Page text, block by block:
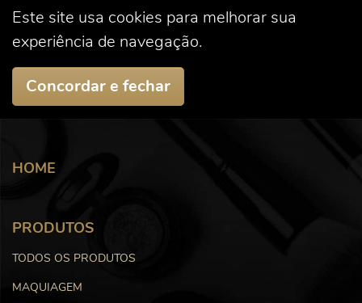
Este site usa cookies para melhorar sua
experiência de navegação.
Concordar e fechar
HOME
PRODUTOS
TODOS OS PRODUTOS
MAQUIAGEM